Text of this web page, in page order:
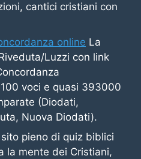
cantici cristiani con
online La
Luzzi con link
voci e quasi 393000
(Diodati,
Nuova Diodati).
pieno di quiz biblici
la mente dei Cristiani,